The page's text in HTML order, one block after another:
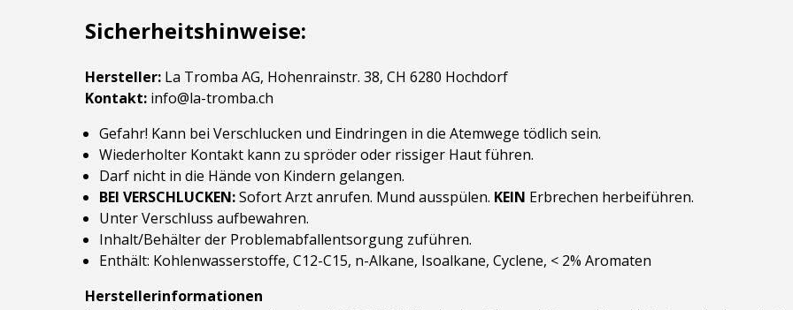
Sicherheitshinweise:
Hersteller: La Tromba AG, Hohenrainstr. 38, CH 6280 Hochdorf
Kontakt: info@la-tromba.ch
Gefahr! Kann bei Verschlucken und Eindringen in die Atemwege tödlich sein.
Wiederholter Kontakt kann zu spröder oder rissiger Haut führen.
Darf nicht in die Hände von Kindern gelangen.
BEI VERSCHLUCKEN:Sofort Arzt anrufen. Mund ausspülen. KEIN Erbrechen herbeiführen.
Unter Verschluss aufbewahren.
Inhalt/Behälter der Problemabfallentsorgung zuführen.
Enthält: Kohlenwasserstoffe, C12-C15, n-Alkane, Isoalkane, Cyclene, < 2% Aromaten
Herstellerinformationen